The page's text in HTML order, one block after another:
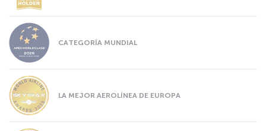
CATEGORÍA MUNDIAL
LA MEJOR AEROLÍNEA DE EUROPA